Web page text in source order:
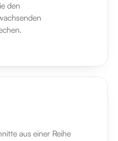
den
aus einer Reihe